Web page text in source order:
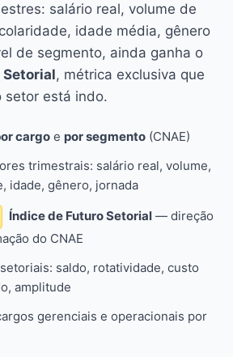
salário real, volume de
idade média, gênero
de segmento, ainda ganha o
Setorial, métrica exclusiva que
setor está indo.
cargo e por segmento (CNAE)
trimestrais: salário real, volume,
idade, gênero, jornada
Índice de Futuro Setorial — direção
do CNAE
saldo, rotatividade, custo
amplitude
gerenciais e operacionais por